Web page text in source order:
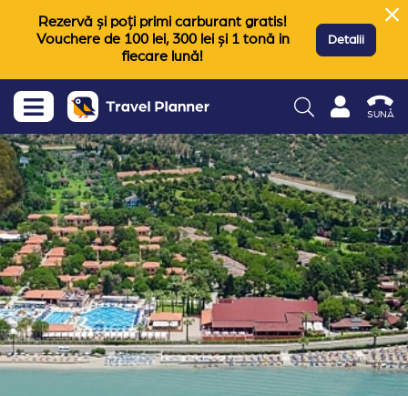
Rezervă și poți primi carburant gratis!
Vouchere de 100 lei, 300 lei și 1 tonă in
fiecare lună!
Detalii
SUNĂ